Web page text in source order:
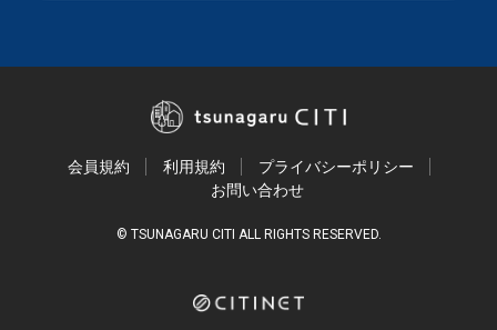
会員規約 利用規約
プライバシーポリシー
お問い合わせ
© TSUNAGARU CITI ALL RIGHTS RESERVED.